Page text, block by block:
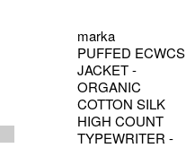
marka
PUFFED ECWCS
JACKET -
ORGANIC
COTTON SILK
HIGH COUNT
TYPEWRITER -